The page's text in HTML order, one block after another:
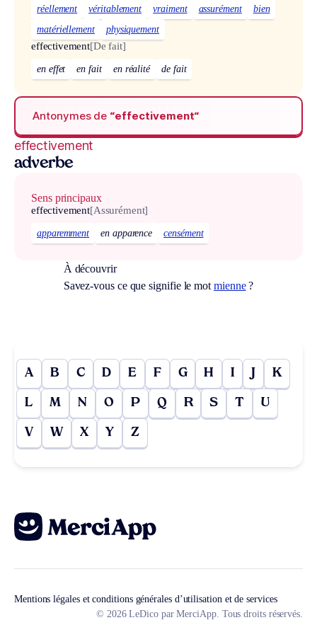
réellement véritablement vraiment assurément
bien
matériellement
physiquement
effectivement[De fait]
en effet en fait en réalité de fait
Antonymes de “effectivement“
effectivement
adverbe
Sens principaux
effectivement[Assurément]
apparemment en apparence censément
À découvrir
Savez-vous ce que signifie le mot mienne?
A B C D E F G H I J K
L M N O P Q R S T U
V W X Y Z
Mentions légales et conditions générales d’utilisation et de services
© 2026 LeDico par MerciApp. Tous droits réservés.